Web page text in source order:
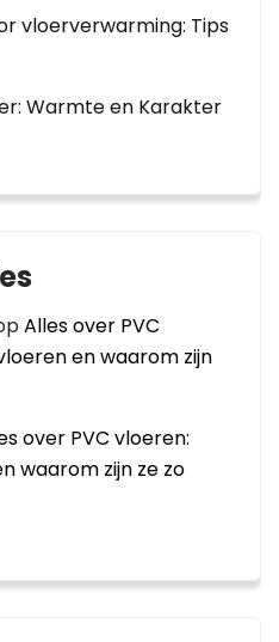
vloerverwarming: Tips
Warmte en Karakter
Alles over PVC
en waarom zijn
over PVC vloeren:
waarom zijn ze zo